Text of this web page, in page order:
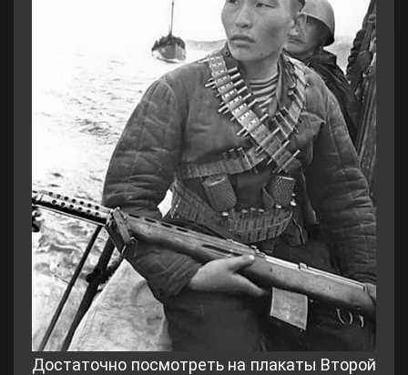
Достаточно посмотреть на плакаты Второй